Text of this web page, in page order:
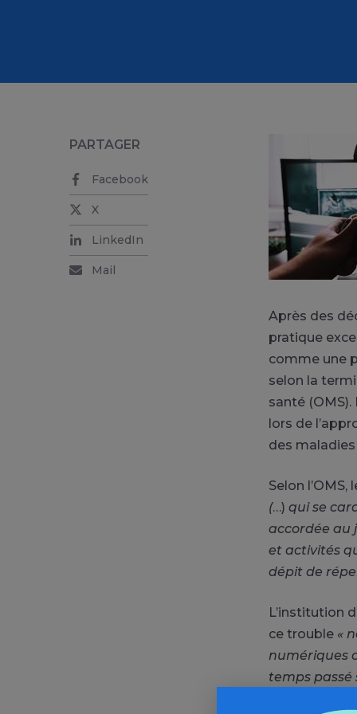
Après des
pratique
comme une
selon la
santé
lors de
des maladies
Selon l’OMS,
(…) qui se
accordée au
et activités
dépit de
L’institution
ce trouble «
numériques
temps passé
PARTAGER
Facebook
X
LinkedIn
Mail